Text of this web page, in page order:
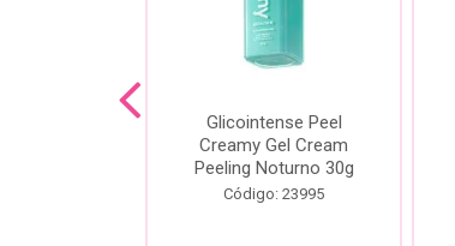
Glicointense Peel
Creamy Gel Cream
Peeling Noturno 30g
Código: 23995